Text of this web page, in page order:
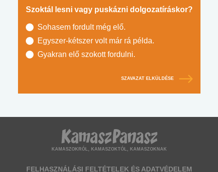
Szoktál lesni vagy puskázni dolgozatíráskor?
Sohasem fordult még elő.
Egyszer-kétszer volt már rá példa.
Gyakran elő szokott fordulni.
SZAVAZAT ELKÜLDÉSE
KAMASZOKRÓL, KAMASZOKTÓL, KAMASZOKNAK
FELHASZNÁLÁSI FELTÉTELEK ÉS ADATVÉDELEM